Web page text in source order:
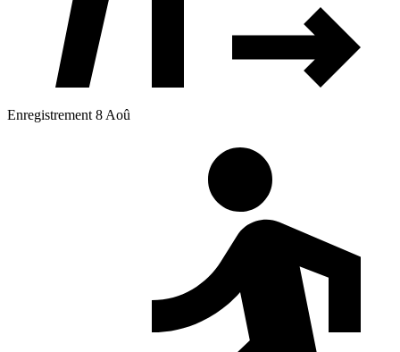
Enregistrement 8 Aoû